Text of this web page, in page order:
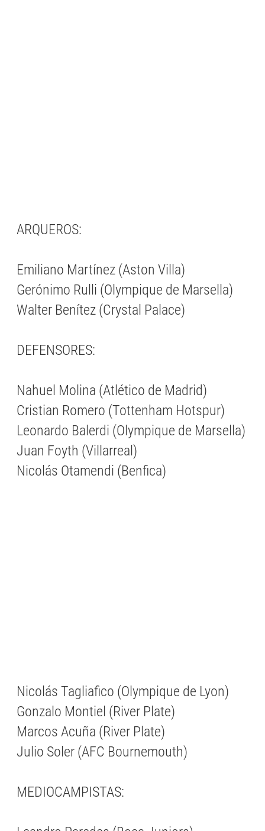
ARQUEROS:
Emiliano Martínez (Aston Villa)
Gerónimo Rulli (Olympique de Marsella)
Walter Benítez (Crystal Palace)
DEFENSORES:
Nahuel Molina (Atlético de Madrid)
Cristian Romero (Tottenham Hotspur)
Leonardo Balerdi (Olympique de Marsella)
Juan Foyth (Villarreal)
Nicolás Otamendi (Benfica)
Nicolás Tagliafico (Olympique de Lyon)
Gonzalo Montiel (River Plate)
Marcos Acuña (River Plate)
Julio Soler (AFC Bournemouth)
MEDIOCAMPISTAS: